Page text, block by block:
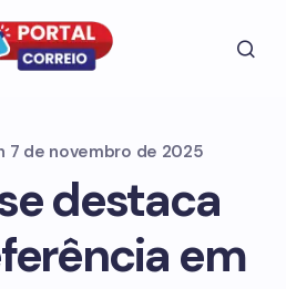
7 de novembro de 2025
destaca
em